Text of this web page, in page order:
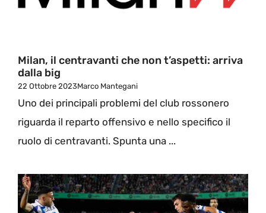
Milan, il centravanti che non t’aspetti: arriva
dalla big
22 Ottobre 2023Marco Mantegani
Uno dei principali problemi del club rossonero
riguarda il reparto offensivo e nello specifico il
ruolo di centravanti. Spunta una ...